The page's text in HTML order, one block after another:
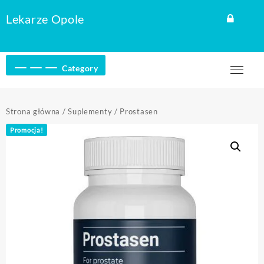
toLekarze Opole
Category
Strona główna /Suplementy / Prostasen
Promocja!